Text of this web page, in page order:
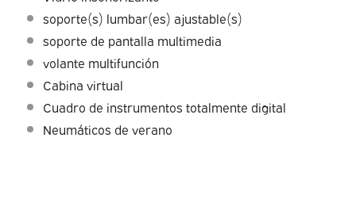
soporte(s) lumbar(es) ajustable(s)
soporte de pantalla multimedia
volante multifunción
Cabina virtual
Cuadro de instrumentos totalmente digital
Neumáticos de verano